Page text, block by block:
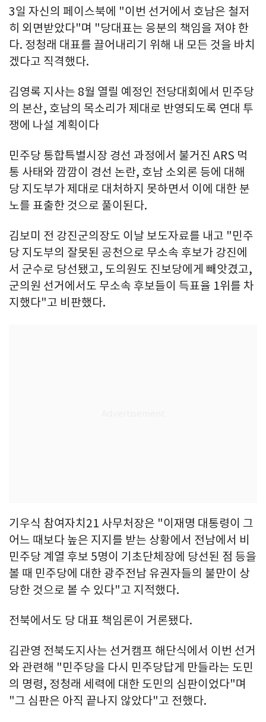
3일 자신의 페이스북에 "이번 선거에서 호남은 철저
히 외면받았다"며 "당대표는 응분의 책임을 져야 한
다. 정청래 대표를 끌어내리기 위해 내 모든 것을 바치
겠다고 직격했다.
김영록 지사는 8월 열릴 예정인 전당대회에서 민주당
의 본산, 호남의 목소리가 제대로 반영되도록 연대 투
쟁에 나설 계획이다
민주당 통합특별시장 경선 과정에서 불거진 ARS 먹
통 사태와 깜깜이 경선 논란, 호남 소외론 등에 대해
당 지도부가 제대로 대처하지 못하면서 이에 대한 분
노를 표출한 것으로 풀이된다.
김보미 전 강진군의장도 이날 보도자료를 내고 "민주
당 지도부의 잘못된 공천으로 무소속 후보가 강진에
서 군수로 당선됐고, 도의원도 진보당에게 빼앗겼고,
군의원 선거에서도 무소속 후보들이 득표율 1위를 차
지했다"고 비판했다.
기우식 참여자치21 사무처장은 "이재명 대통령이 그
어느 때보다 높은 지지를 받는 상황에서 전남에서 비
민주당 계열 후보 5명이 기초단체장에 당선된 점 등을
볼 때 민주당에 대한 광주전남 유권자들의 불만이 상
당한 것으로 볼 수 있다"고 지적했다.
전북에서도 당 대표 책임론이 거론됐다.
김관영 전북도지사는 선거캠프 해단식에서 이번 선거
와 관련해 "민주당을 다시 민주당답게 만들라는 도민
의 명령, 정청래 세력에 대한 도민의 심판이었다"며
"그 심판은 아직 끝나지 않았다"고 전했다.